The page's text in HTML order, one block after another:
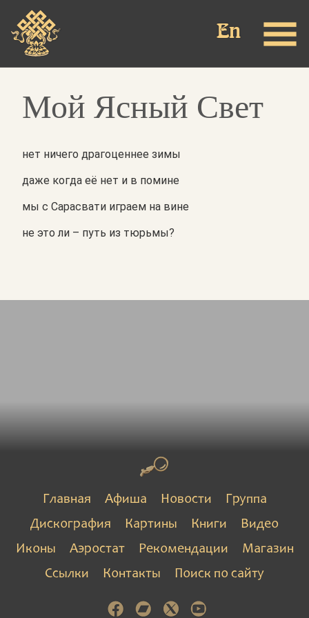
основному
содержанию
Мой Ясный Свет
нет ничего драгоценнее зимы
даже когда её нет и в помине
мы с Сарасвати играем на вине
не это ли – путь из тюрьмы?
Главная Афиша Новости
Группа
Дискография
Картины Книги
Видео
Иконы
Аэростат Рекомендации
Магазин
Ссылки
Контакты Поиск по сайту